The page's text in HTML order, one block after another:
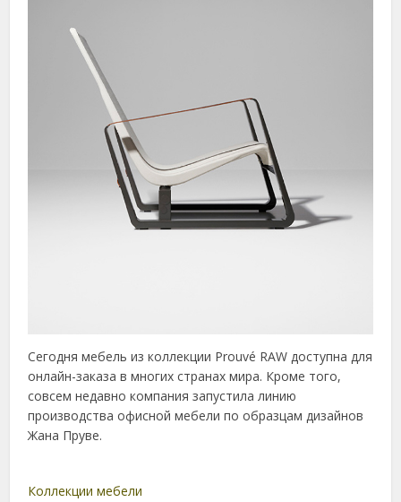
Сегодня мебель из коллекции Prouvé RAW доступна для
онлайн-заказа в многих странах мира. Кроме того,
совсем недавно компания запустила линию
производства офисной мебели по образцам дизайнов
Жана Пруве.
Коллекции мебели